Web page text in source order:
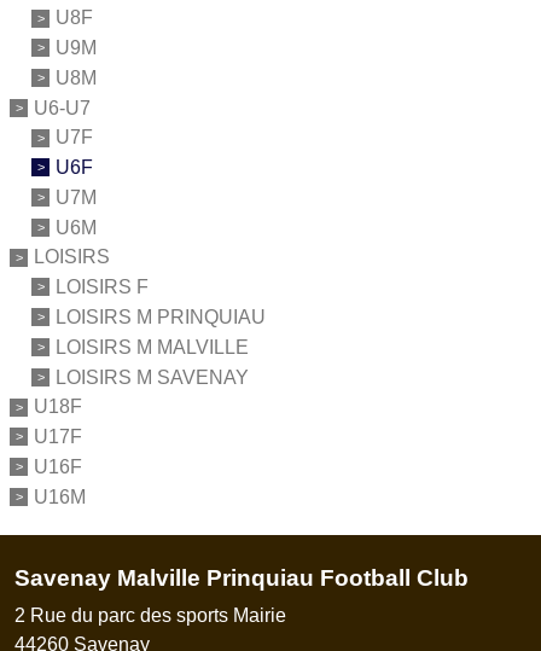
U8F
U9M
U8M
U6-U7
U7F
U6F
U7M
U6M
LOISIRS
LOISIRS F
LOISIRS M PRINQUIAU
LOISIRS M MALVILLE
LOISIRS M SAVENAY
U18F
U17F
U16F
U16M
Savenay Malville Prinquiau Football Club
2 Rue du parc des sports Mairie
44260 Savenay